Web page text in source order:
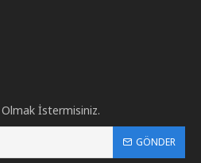
İstermisiniz.
GÖNDER